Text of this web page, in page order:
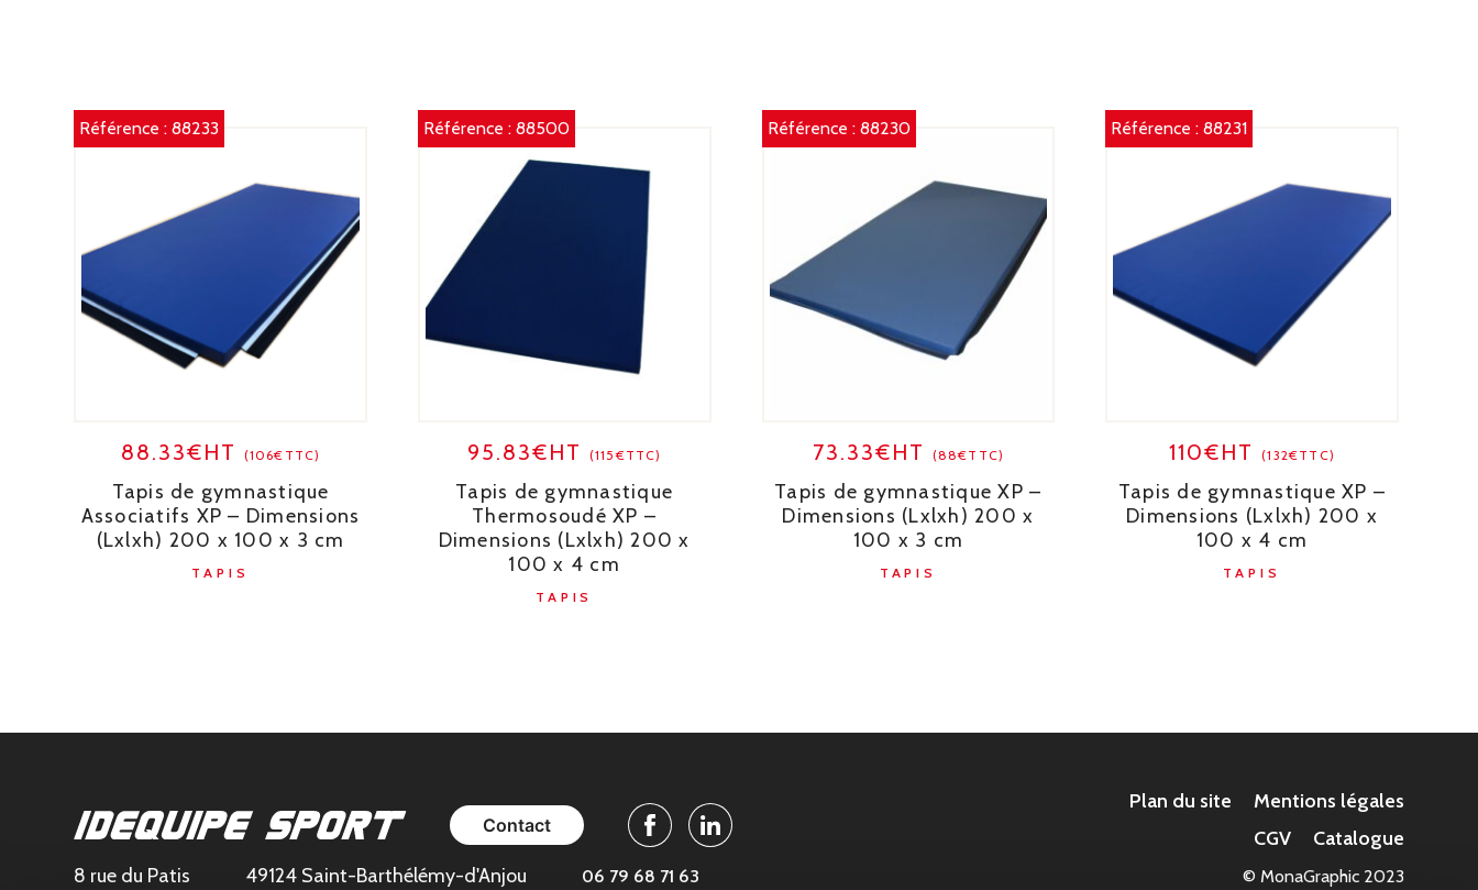
Référence :88233
88.33€HT (106€TTC)
Tapis de gymnastique
Associatifs XP – Dimensions
(Lxlxh) 200 x 100 x 3 cm
TAPIS
Référence : 88500
95.83€HT (115€TTC)
Tapis de gymnastique
Thermosoudé XP –
Dimensions (Lxlxh) 200 x
100 x 4 cm
TAPIS
Référence : 88230
73.33€HT (88€TTC)
Tapis de gymnastique XP –
Dimensions (Lxlxh) 200 x
100 x 3 cm
TAPIS
Référence :88231
110€HT(132€TTC)
Tapis de gymnastique XP –
Dimensions (Lxlxh) 200 x
100 x 4 cm
TAPIS
Contact FacebookLinkedin
Plan du site
Mentions légales
CGV
Catalogue
8 rue du Patis
49124 Saint-Barthélémy-d'Anjou 06 79 68 71 63 © MonaGraphic 2023